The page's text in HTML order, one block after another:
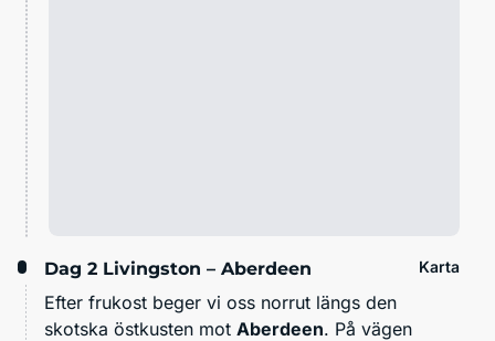
Dag 2 Livingston – Aberdeen Karta
Efter frukost beger vi oss norrut längs den
skotska östkusten mot Aberdeen. På vägen